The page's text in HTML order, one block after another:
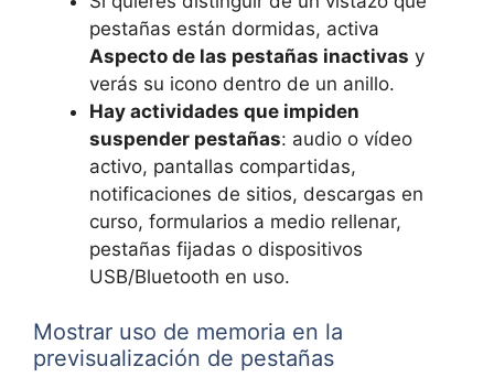
pestañas están dormidas, activa
Aspecto de las pestañas inactivas y
verás su icono dentro de un anillo.
Hay actividades que impiden
suspender pestañas: audio o vídeo
activo, pantallas compartidas,
notificaciones de sitios, descargas en
curso, formularios a medio rellenar,
pestañas fijadas o dispositivos
USB/Bluetooth en uso.
Mostrar uso de memoria en la
previsualización de pestañas